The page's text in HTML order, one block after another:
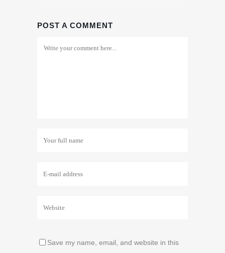
POST A COMMENT
Save my name, email, and website in this